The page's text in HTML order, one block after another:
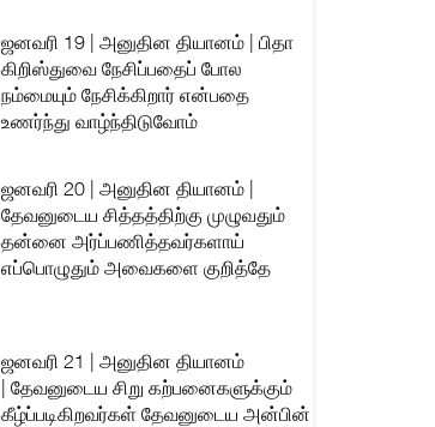
ஜனவரி 19 | அனுதின தியானம் | பிதா
கிறிஸ்துவை நேசிப்பதைப் போல
நம்மையும் நேசிக்கிறார் என்பதை
உணர்ந்து வாழ்ந்திடுவோம்
ஜனவரி 20 | அனுதின தியானம் |
தேவனுடைய சித்தத்திற்கு முழுவதும்
தன்னை அர்ப்பணித்தவர்களாய்
எப்பொழுதும் அவைகளை குறித்தே
ஜனவரி 21 | அனுதின தியானம்
| தேவனுடைய சிறு கற்பனைகளுக்கும்
கீழ்ப்படிகிறவர்கள் தேவனுடைய அன்பின்